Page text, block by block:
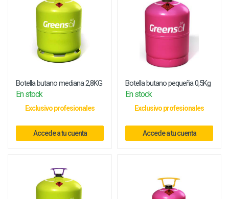
Botella butano mediana 2,8KG
En stock
Exclusivo profesionales
Accede a tu cuenta
Botella butano pequeña 0,5Kg
En stock
Exclusivo profesionales
Accede a tu cuenta